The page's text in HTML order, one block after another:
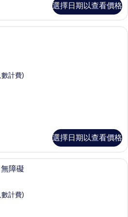
選擇日期以查看價格
49-吋平面電視、有線頻道、電視、付
計費)
選擇日期以查看價格
高級寢具、羽絨被、客房內保險箱、書
障礙
計費)